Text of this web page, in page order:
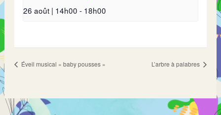
26 août | 14h00 - 18h00
Éveil musical « baby pousses » L’arbre à palabres